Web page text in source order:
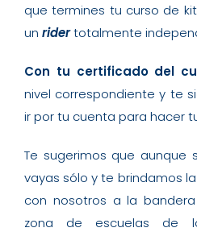
que termines tu curso de
un ridertotalmente
Con tu certificado del
nivel correspondiente y te
ir por tu cuenta para hacer
Te sugerimos que aunque
vayas sólo y te brindamos
con nosotros a la
zona de escuelas de